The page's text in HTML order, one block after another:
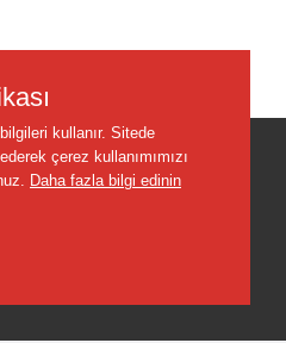
kullanır. Sitede
çerez kullanımımızı
Daha fazla bilgi edinin